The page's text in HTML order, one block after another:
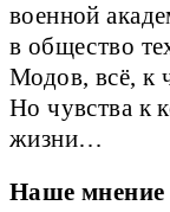
военной
в общество
Модов, всё, к
Но чувства к
жизни…
Наше мнение